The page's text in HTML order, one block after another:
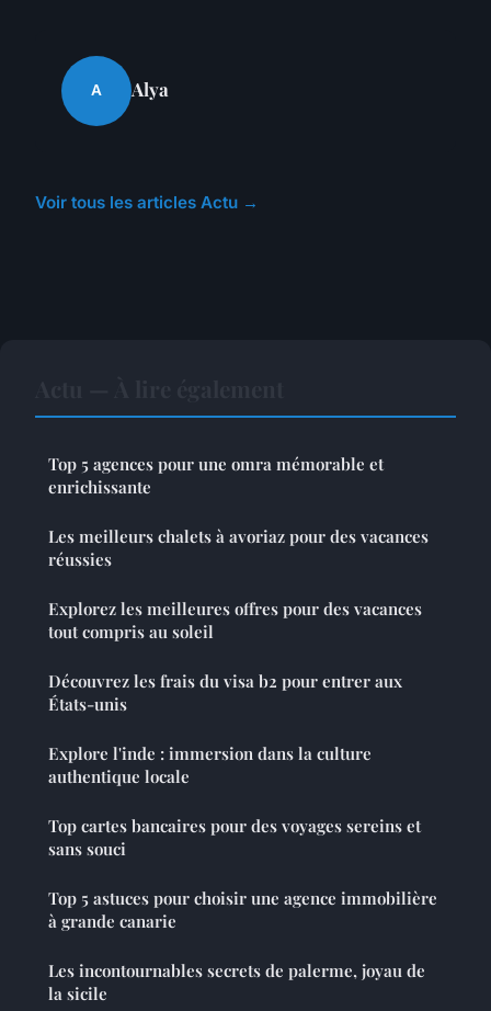
A Alya
Voir tous les articles Actu →
Top 5 agences pour une omra mémorable et
enrichissante
Les meilleurs chalets à avoriaz pour des vacances
réussies
Explorez les meilleures offres pour des vacances
tout compris au soleil
Découvrez les frais du visa b2 pour entrer aux
États-unis
Explore l'inde : immersion dans la culture
authentique locale
Top cartes bancaires pour des voyages sereins et
sans souci
Top 5 astuces pour choisir une agence immobilière
à grande canarie
Les incontournables secrets de palerme, joyau de
la sicile